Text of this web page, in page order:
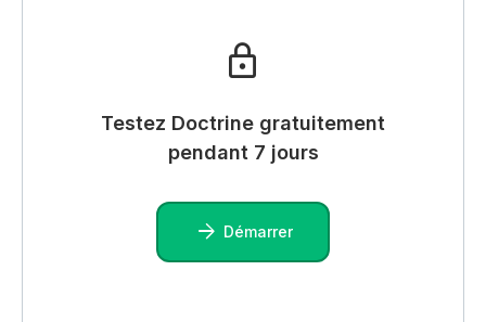
Testez Doctrine gratuitement
pendant 7 jours
Démarrer